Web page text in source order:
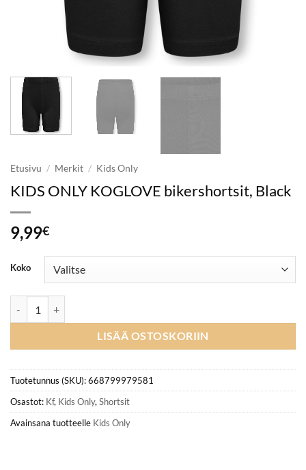
Etusivu / Merkit / Kids Only
KIDS ONLY KOGLOVE bikershortsit, Black
9,99€
Koko
LISÄÄ OSTOSKORIIN
Tuotetunnus (SKU):668799979581
Osastot: Kf, Kids Only, Shortsit
Avainsana tuotteelle Kids Only